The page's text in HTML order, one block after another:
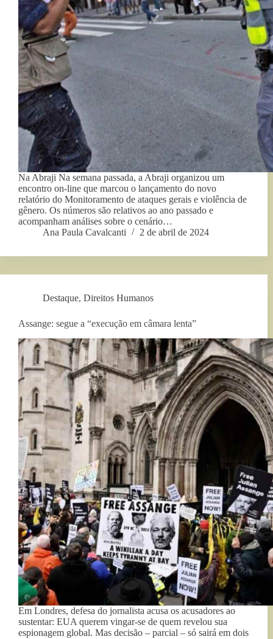
Na Abraji Na semana passada, a Abraji organizou um
encontro on-line que marcou o lançamento do novo
relatório do Monitoramento de ataques gerais e violência de
gênero. Os números são relativos ao ano passado e
acompanham análises sobre o cenário…
Ana Paula Cavalcanti
2 de abril de 2024
Destaque, Direitos Humanos
Assange: segue a “execução em câmara lenta”
Em Londres, defesa do jornalista acusa os acusadores ao
sustentar: EUA querem vingar-se de quem revelou sua
espionagem global. Mas decisão – parcial – só sairá em dois